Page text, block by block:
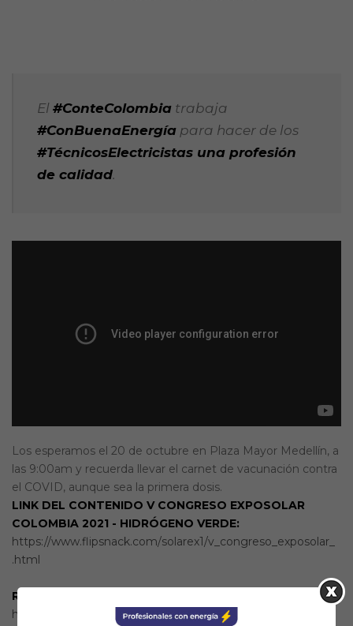
El #ConteColombia trabaja
#ConBuenaEnergía para hacer de los
#TécnicosElectricistas una profesión
de calidad.
Los esperamos el 20 de octubre en Plaza Mayor Medellín, a
las 9:00am y recuerda llevar el carnet de vacunación contra
el COVID, aunque sea la primera dosis.
LINK DEL CONTENIDO V CONGRESO EXPOSOLAR
COLOMBIA 2021 - HIDRÓGENO VERDE:
https://www.flipsnack.com/solarex1/v_congreso_exposolar_
.html
REGISTRO GRATUITO PARA EL V CONGRESO:
https://feriaexposolar.com/v_congreso/